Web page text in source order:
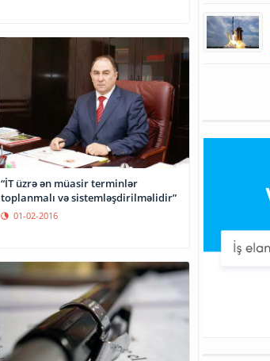
“İT üzrə ən müasir terminlər
toplanmalı və sistemləşdirilməlidir”
01-02-2016